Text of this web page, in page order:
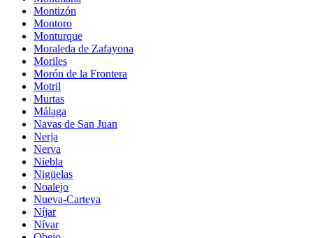
Montizón
Montoro
Monturque
Moraleda de Zafayona
Moriles
Morón de la Frontera
Motril
Murtas
Málaga
Navas de San Juan
Nerja
Nerva
Niebla
Nigüelas
Noalejo
Nueva-Carteya
Níjar
Nívar